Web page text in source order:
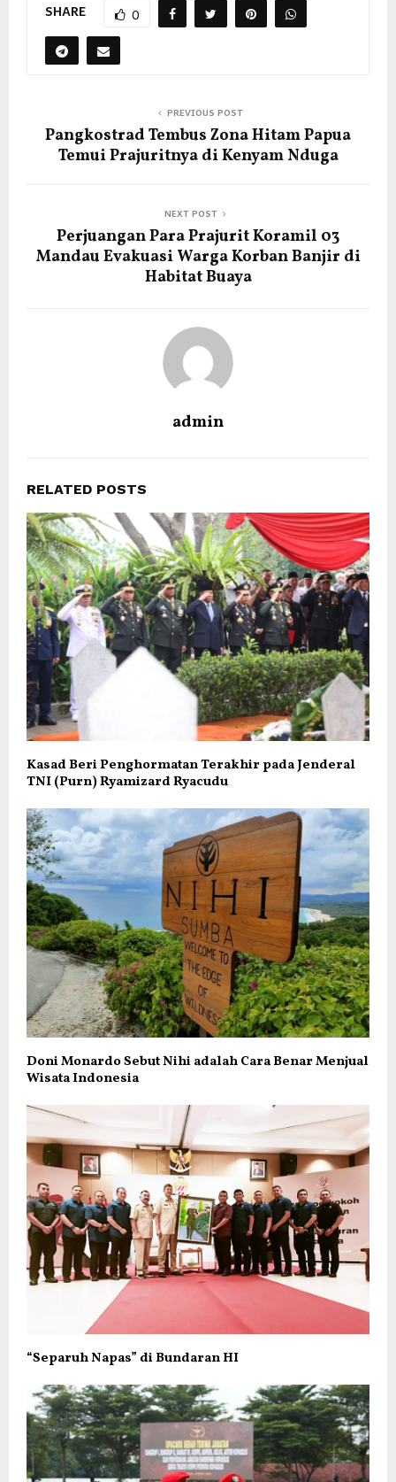
SHARE 0
PREVIOUS POST
Pangkostrad Tembus Zona Hitam Papua
Temui Prajuritnya di Kenyam Nduga
NEXT POST
Perjuangan Para Prajurit Koramil 03
Mandau Evakuasi Warga Korban Banjir di
Habitat Buaya
admin
RELATED POSTS
Kasad Beri Penghormatan Terakhir pada Jenderal
TNI (Purn) Ryamizard Ryacudu
Doni Monardo Sebut Nihi adalah Cara Benar Menjual
Wisata Indonesia
“Separuh Napas” di Bundaran HI